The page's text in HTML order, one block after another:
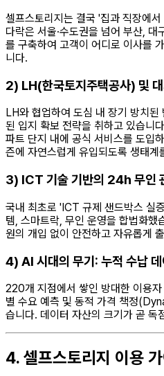
셀프스토리지는 결국 '집과 직장에
다락은 서울·수도권을 넘어 부산,
를 구축하여 고객이 어디로 이사를
니다.
2) LH(한국토지주택공사) 및
LH와 협업하여 도심 내 장기 방치
된 입지 확보 전략을 취하고 있습니
파트 단지 내에 공식 서비스를 도입
즌에 자연스럽게 유입되도록 생태계
3) ICT 기술 기반의 24h 무인
국내 최초로 'ICT 규제 샌드박스 실
템, 스마트락, 무인 운영을 합법화
원의 개입 없이 안전하고 자유롭게
4) AI 시대의 무기: 누적 수납 데
220개 지점에서 쌓인 방대한 이용자
별 수요 예측 및 동적 가격 책정
습니다. 데이터 자산의 크기가 곧 독
4. 셀프스토리지 이용